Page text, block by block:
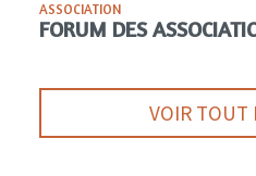
ASSOCIATION
FORUM DES
VOIR TOUT